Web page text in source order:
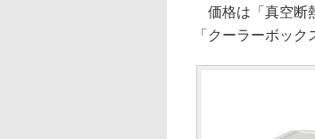
価格は「真空断
「クーラーボッ